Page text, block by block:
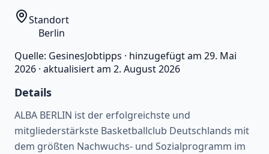
Standort
Berlin
Quelle: GesinesJobtipps · hinzugefügt am 29. Mai
2026 · aktualisiert am 2. August 2026
Details
ALBA BERLIN ist der erfolgreichste und
mitgliederstärkste Basketballclub Deutschlands mit
dem größten Nachwuchs- und Sozialprogramm im